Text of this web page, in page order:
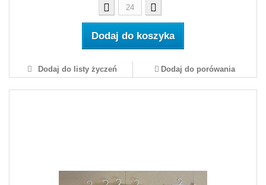
Dodaj do koszyka
Dodaj do listy życzeń Dodaj do porówania